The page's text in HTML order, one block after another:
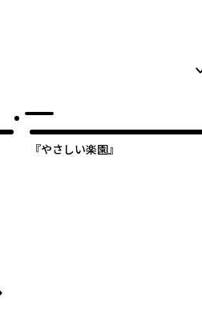
『やさしい楽園』